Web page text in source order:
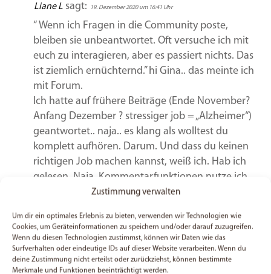
Zustimmung verwalten
Um dir ein optimales Erlebnis zu bieten, verwenden wir Technologien wie
Cookies, um Geräteinformationen zu speichern und/oder darauf zuzugreifen.
Wenn du diesen Technologien zustimmst, können wir Daten wie das
Surfverhalten oder eindeutige IDs auf dieser Website verarbeiten. Wenn du
deine Zustimmung nicht erteilst oder zurückziehst, können bestimmte
Merkmale und Funktionen beeinträchtigt werden.
Liane L sagt: 19. Dezember 2020 um 16:41 Uhr
“ Wenn ich Fragen in die Community poste,
bleiben sie unbeantwortet. Oft versuche ich mit
euch zu interagieren, aber es passiert nichts. Das
ist ziemlich ernüchternd.” hi Gina.. das meinte ich
mit Forum.
Ich hatte auf frühere Beiträge (Ende November?
Anfang Dezember ? stressiger job = „Alzheimer“)
geantwortet.. naja.. es klang als wolltest du
komplett aufhören. Darum. Und dass du keinen
richtigen Job machen kannst, weiß ich. Hab ich
gelesen. Naja, Kommentarfunktionen nutze ich
gern. Wenn du was postest und ich schreib dir
das ist komplizierter. Lg liane
schreib was dazu